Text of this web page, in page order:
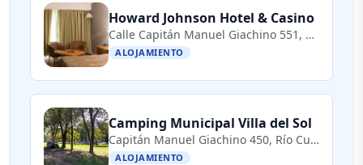
Howard Johnson Hotel & Casino
Calle Capitán Manuel Giachino 551, Río Cuarto, Córdoba, Argentina
ALOJAMIENTO
Camping Municipal Villa del Sol
Capitán Manuel Giachino 450, Río Cuarto, Córdoba, Argentina
ALOJAMIENTO